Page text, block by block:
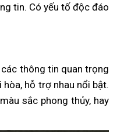
tin. Có yếu tố độc đáo
thông tin quan trọng
hỗ trợ nhau nổi bật.
sắc phong thủy, hay